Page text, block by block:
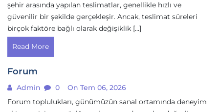
şehir arasında yapılan teslimatlar, genellikle hızlı ve
güvenilir bir şekilde gerçekleşir. Ancak, teslimat süreleri
birçok faktöre bağlı olarak değişiklik […]
Read More
Forum
Admin 0
On Tem 06, 2026
Forum toplulukları, günümüzün sanal ortamında deneyim